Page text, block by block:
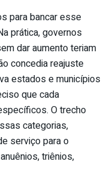
para bancar esse
prática, governos
dar aumento teriam
concedia reajuste
estados e municípios
que cada
O trecho
categorias,
serviço para o
triênios,